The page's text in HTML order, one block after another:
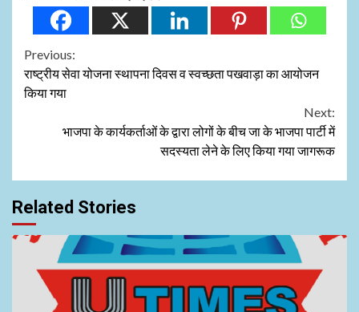
Continue
Reading
Previous:
राष्ट्रीय सेवा योजना स्थापना दिवस व स्वच्छता पखवाड़ा का आयोजन
किया गया
Next:
भाजपा के कार्यकर्ताओं के द्वारा लोगों के बीच जा के भाजपा पार्टी में
सदस्यता लेने के लिए किया गया जागरूक
Related Stories